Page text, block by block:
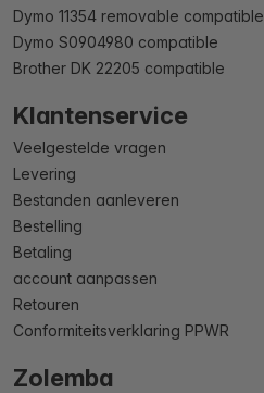
Dymo 11354 removable compatible
Dymo S0904980 compatible
Brother DK 22205 compatible
Klantenservice
Veelgestelde vragen
Levering
Bestanden aanleveren
Bestelling
Betaling
account aanpassen
Retouren
Conformiteitsverklaring PPWR
Zolemba